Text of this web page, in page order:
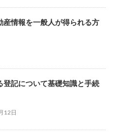
産情報を一般人が得られる方
登記について基礎知識と手続
12日